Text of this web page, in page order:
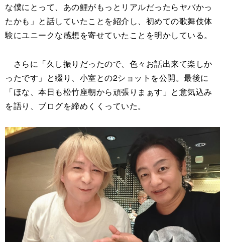
な僕にとって、あの鯉がもっとリアルだったらヤバかっ
たかも」と話していたことを紹介し、初めての歌舞伎体
験にユニークな感想を寄せていたことを明かしている。
さらに「久し振りだったので、色々お話出来て楽しか
ったです」と綴り、小室との2ショットを公開。最後に
「ほな、本日も松竹座朝から頑張りまぁす」と意気込み
を語り、ブログを締めくくっていた。